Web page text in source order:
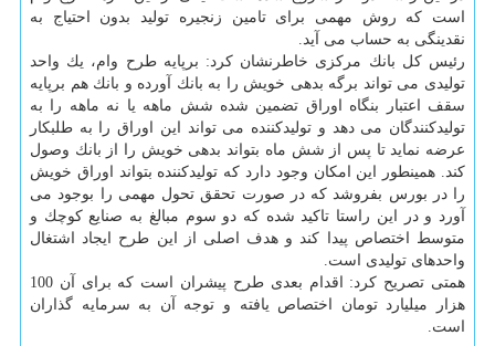
است كه روش مهمی برای تامین زنجیره تولید بدون احتیاج به
نقدینگی به حساب می آید.
رئیس كل بانك مركزی خاطرنشان كرد: برپایه طرح وام، یك واحد
تولیدی می تواند برگه بدهی خویش را به بانك آورده و بانك هم برپایه
سقف اعتبار بنگاه اوراق تضمین شده شش ماهه یا نه ماهه را به
تولیدكنندگان می دهد و تولیدكننده می تواند این اوراق را به طلبكار
عرضه نماید تا پس از شش ماه بتواند بدهی خویش را از بانك وصول
كند. همینطور این امكان وجود دارد كه تولیدكننده بتواند اوراق خویش
را در بورس بفروشد كه در صورت تحقق تحول مهمی را بوجود می
آورد و در این راستا تاكید شده كه دو سوم مبالغ به صنایع كوچك و
متوسط اختصاص پیدا كند و هدف اصلی از این طرح ایجاد اشتغال
واحدهای تولیدی است.
همتی تصریح كرد: اقدام بعدی طرح پیشران است كه برای آن 100
هزار میلیارد تومان اختصاص یافته و توجه آن به سرمایه گذاران
است.